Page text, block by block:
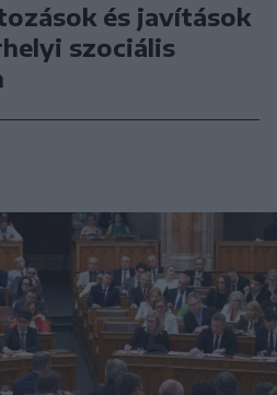
és javítások
szociális